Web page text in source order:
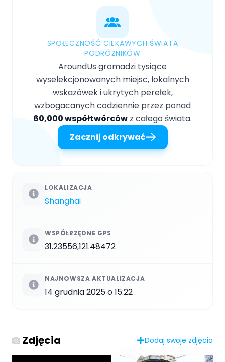
SPOŁECZNOŚĆ CIEKAWYCH ŚWIATA
PODRÓŻNIKÓW
AroundUs gromadzi tysiące
wyselekcjonowanych miejsc, lokalnych
wskazówek i ukrytych perełek,
wzbogacanych codziennie przez ponad
60,000 współtwórców z całego świata.
Zacznij odkrywać
LOKALIZACJA
Shanghai
WSPÓŁRZĘDNE GPS
31.23556,121.48472
NAJNOWSZA AKTUALIZACJA
14 grudnia 2025 o 15:22
Zdjęcia Dodaj swoje zdjęcia